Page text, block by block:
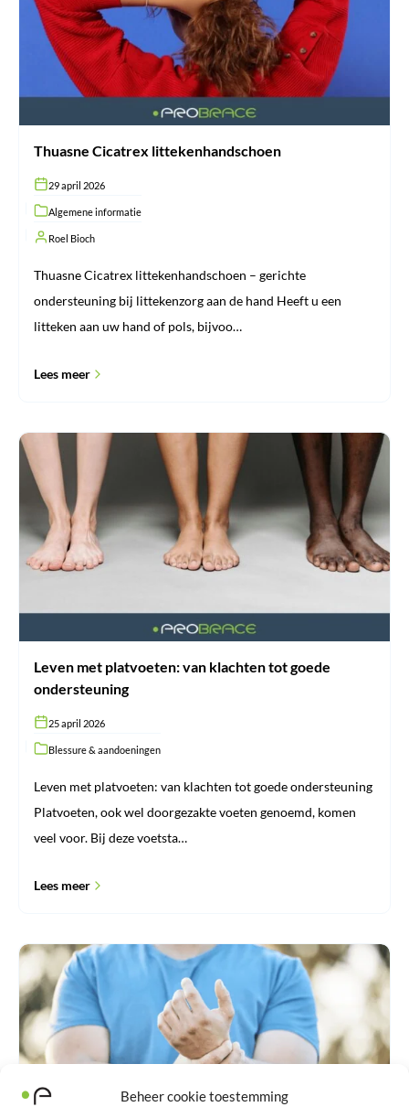
Beheer cookie toestemming
Thuasne Cicatrex littekenhandschoen
29 april 2026
Algemene informatie
Roel Bioch
Thuasne Cicatrex littekenhandschoen – gerichte
ondersteuning bij littekenzorg aan de hand Heeft u een
litteken aan uw hand of pols, bijvoo…
Lees meer
Leven
platvoeten:
van
klachten
tot
goede
ondersteuning
Leven met platvoeten: van klachten tot goede
ondersteuning
25 april 2026
Blessure & aandoeningen
Leven met platvoeten: van klachten tot goede ondersteuning
Platvoeten, ook wel doorgezakte voeten genoemd, komen
veel voor. Bij deze voetsta…
Lees meer
Waar
let
u
op
bij
het
kiezen
van
een
polsbrace